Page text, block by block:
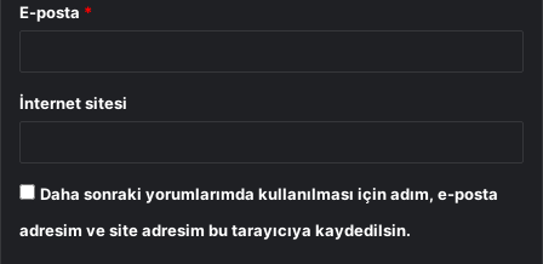
E-posta *
İnternet sitesi
Daha sonraki yorumlarımda kullanılması için adım, e-posta
adresim ve site adresim bu tarayıcıya kaydedilsin.